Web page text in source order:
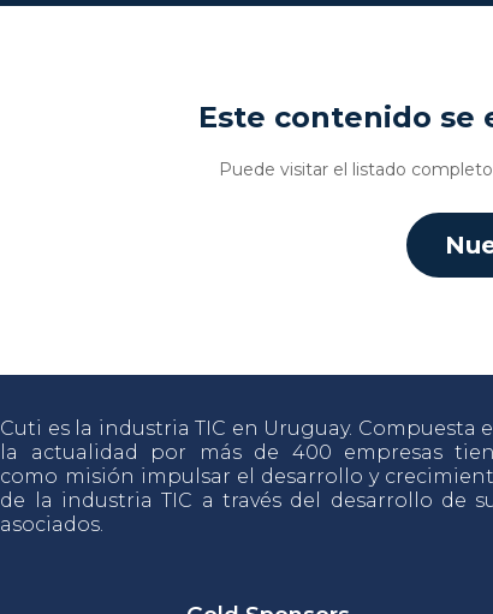
Este contenido se
Puede visitar el listado
Cuti es la industria TIC en Uruguay. Compuesta
la actualidad por más de 400 empresas
como misión impulsar el desarrollo y
de la industria TIC a través del desarrollo de
asociados.